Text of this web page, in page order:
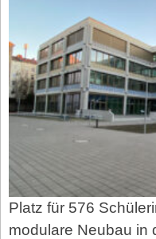
Platz für 576
modulare Neubau in